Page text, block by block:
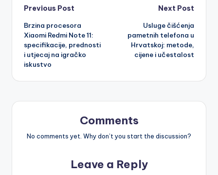
Post
navigation
Previous Post
Brzina procesora
Xiaomi Redmi Note 11:
specifikacije, prednosti
i utjecaj na igračko
iskustvo
Next Post
Usluge čišćenja
pametnih telefona u
Hrvatskoj: metode,
cijene i učestalost
Comments
No comments yet. Why don’t you start the discussion?
Leave a Reply